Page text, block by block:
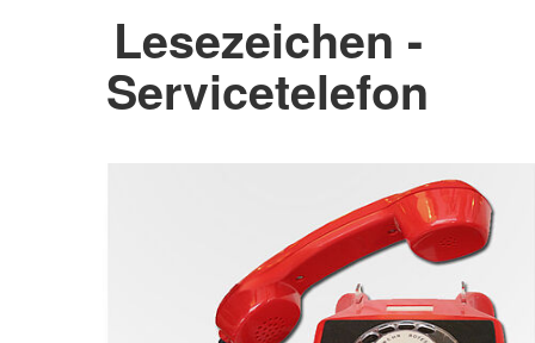
Lesezeichen -
Servicetelefon